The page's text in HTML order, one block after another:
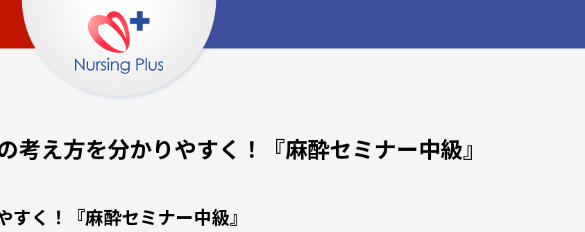
考え方を分かりやすく！『麻酔セミナー中級』
く！『麻酔セミナー中級』